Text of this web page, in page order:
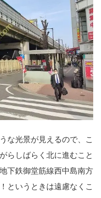
な光景が見えるので、こ
らしばらく北に進むこと
下鉄御堂筋線西中島南方
というときは遠慮なくこ